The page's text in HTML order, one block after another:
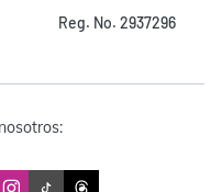
Reg. No. 2937296